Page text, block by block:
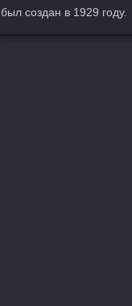
был создан в 1929 году.